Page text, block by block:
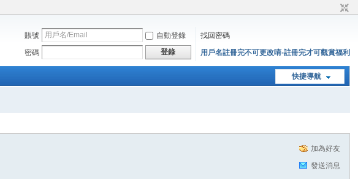
賬號 自動登錄
找回密碼
密碼
登錄 用戶名註冊完不可更改唷-註冊完才可觀賞福利
快捷導航
加為好友
發送消息